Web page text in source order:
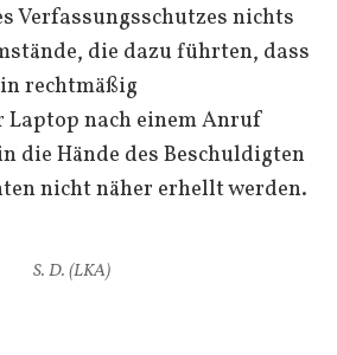
Verfassungsschutzes nichts
die dazu führten, dass
rechtmäßig
Laptop nach einem Anruf
die Hände des Beschuldigten
nicht näher erhellt werden.
S. D. (LKA)